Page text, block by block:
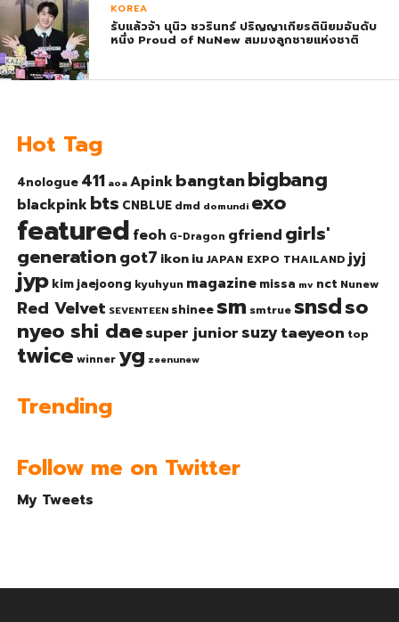
KOREA
รับแล้วจ้า นุนิว ชวรินทร์ ปริญญาเกียรตินิยมอันดับ
หนึ่ง Proud of NuNew สมมงลูกชายแห่งชาติ
Hot Tag
4nologue 411 aoa Apinkbangtanbigbang
blackpinkbts CNBLUE dmd domundi exo
featured feoh G-Dragon gfriend girls'
generationgot7 ikoniu JAPAN EXPO THAILAND jyj
jyp kim jaejoong kyuhyun magazine missa mv nct Nunew
Red Velvet SEVENTEEN shinee sm smtrue snsdso
nyeo shi daesuper junior suzytaeyeon top
twice winner yg zeenunew
Trending
Follow me on Twitter
My Tweets